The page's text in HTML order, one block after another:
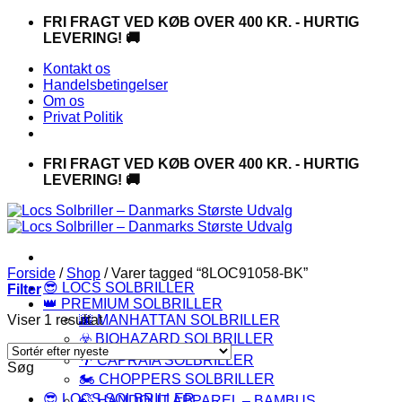
FortsætFRI FRAGT VED KØB OVER 400 KR. - HURTIG
LEVERING! 🚚
Kontakt os
Handelsbetingelser
Om os
Privat Politik
FRI FRAGT VED KØB OVER 400 KR. - HURTIG
LEVERING! 🚚
😎 LOCS SOLBRILLER
👑 PREMIUM SOLBRILLER
🌆 MANHATTAN SOLBRILLER
☣️ BIOHAZARD SOLBRILLER
🌴 CAPRAIA SOLBRILLER
🏍️ CHOPPERS SOLBRILLER
Forside / Shop /Varer tagged “8LOC91058-BK”
Filter
Viser 1 resultat
Søg
😎 LOCS SOLBRILLER